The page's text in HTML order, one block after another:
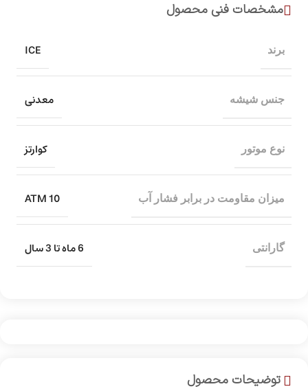
مشخصات فنی محصول
برند ICE
جنس شیشه معدنی
نوع موتور کوارتز
میزان مقاومت در برابر فشار آب 10 ATM
گارانتی 6 ماه تا 3 سال
توضیحات محصول